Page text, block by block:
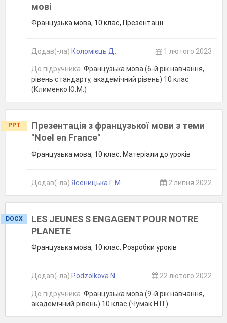
мові
Французька мова, 10 клас, Презентації
Додав(-ла) Коломієць Д. 1 лютого 2023
До підручника Французька мова (6-й рік навчання,
рівень стандарту, академічний рівень) 10 клас
(Клименко Ю.М.)
PPT
Презентація з французької мови з теми
"Noel en France"
Французька мова, 10 клас, Матеріали до уроків
Додав(-ла) Ясеницька Г. М. 2 липня 2022
DOCX
LES JEUNES S ENGAGENT POUR NOTRE
PLANETE
Французька мова, 10 клас, Розробки уроків
Додав(-ла) Podzolkova N. 22 лютого 2022
До підручника Французька мова (9-й рік навчання,
академічний рівень) 10 клас (Чумак Н.П.)